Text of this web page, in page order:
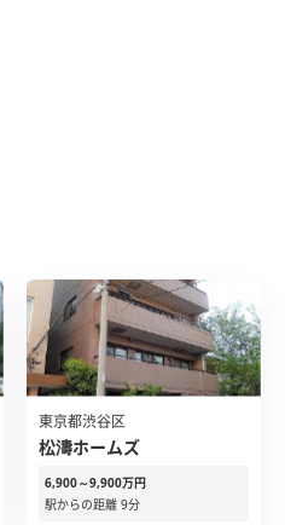
東京都渋谷区
松濤ホームズ
6,900～9,900万円
駅からの距離 9分